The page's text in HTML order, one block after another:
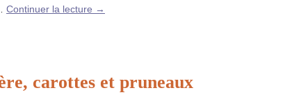
Continuer la lecture →
carottes et pruneaux